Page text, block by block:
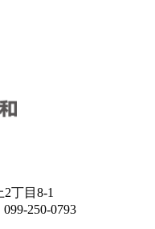
丁目8-1
250-0793